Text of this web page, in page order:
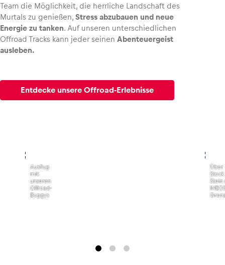
Business
Alle anzeigen
Team die Möglichkeit, die herrliche Landschaft des
Murtals zu genießen, Stress abzubauen und neue
Energie zu tanken. Auf unseren unterschiedlichen
Offroad Tracks kann jeder seinen Abenteuergeist
ausleben.
Entdecke unsere Offroad-Erlebnisse
,Ausflug
mit
unseren
Offroad-
Buggys
,Über
Stein